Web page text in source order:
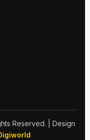
Reserved.
| Design